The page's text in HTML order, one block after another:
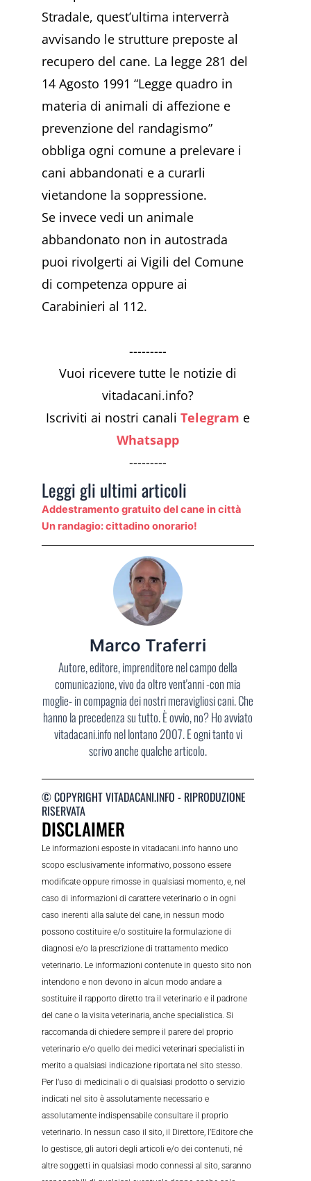
Stradale, quest’ultima interverrà
avvisando le strutture preposte al
recupero del cane. La legge 281 del
14 Agosto 1991 “Legge quadro in
materia di animali di affezione e
prevenzione del randagismo”
obbliga ogni comune a prelevare i
cani abbandonati e a curarli
vietandone la soppressione.
Se invece vedi un animale
abbandonato non in autostrada
puoi rivolgerti ai Vigili del Comune
di competenza oppure ai
Carabinieri al 112.
---------
Vuoi ricevere tutte le notizie di
vitadacani.info?
Iscriviti ai nostri canali Telegram e
Whatsapp
---------
Leggi gli ultimi articoli
Addestramento gratuito del cane in città
Un randagio: cittadino onorario!
Marco Traferri
Autore, editore, imprenditore nel campo della
comunicazione, vivo da oltre vent'anni -con mia
moglie- in compagnia dei nostri meravigliosi cani. Che
hanno la precedenza su tutto. È ovvio, no? Ho avviato
vitadacani.info nel lontano 2007. E ogni tanto vi
scrivo anche qualche articolo.
© COPYRIGHT VITADACANI.INFO - RIPRODUZIONE
RISERVATA
DISCLAIMER
Le informazioni esposte in vitadacani.info hanno uno
scopo esclusivamente informativo, possono essere
modificate oppure rimosse in qualsiasi momento, e, nel
caso di informazioni di carattere veterinario o in ogni
caso inerenti alla salute del cane, in nessun modo
possono costituire e/o sostituire la formulazione di
diagnosi e/o la prescrizione di trattamento medico
veterinario. Le informazioni contenute in questo sito non
intendono e non devono in alcun modo andare a
sostituire il rapporto diretto tra il veterinario e il padrone
del cane o la visita veterinaria, anche specialistica. Si
raccomanda di chiedere sempre il parere del proprio
veterinario e/o quello dei medici veterinari specialisti in
merito a qualsiasi indicazione riportata nel sito stesso.
Per l’uso di medicinali o di qualsiasi prodotto o servizio
indicati nel sito è assolutamente necessario e
assolutamente indispensabile consultare il proprio
veterinario. In nessun caso il sito, il Direttore, l’Editore che
lo gestisce, gli autori degli articoli e/o dei contenuti, né
altre soggetti in qualsiasi modo connessi al sito, saranno